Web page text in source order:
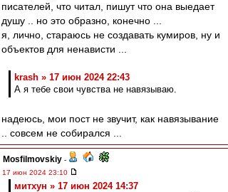
писателей, что читал, пишут что она выедает
душу .. но это образно, конечно ...
я, лично, стараюсь не создавать кумиров, ну и
объектов для ненависти ...
krash » 17 июн 2024 22:43
А я тебе свои чувства не навязываю.
надеюсь, мои пост не звучит, как навязывание
.. совсем не собирался ...
Mosfilmovskiy -
17 июн 2024 23:10
митхун » 17 июн 2024 14:37